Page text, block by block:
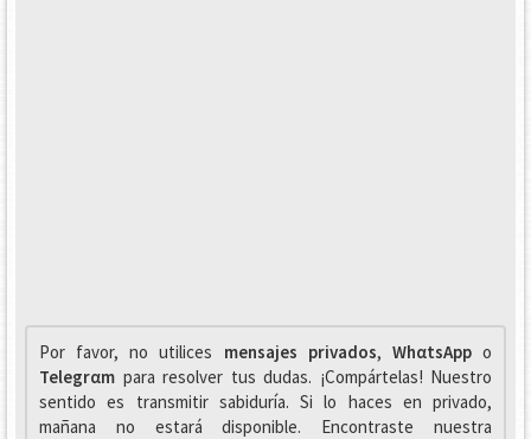
Por favor, no utilices mensajes privados, WhαtsAppo
Telegrαm para resolver tus dudas. ¡Compártelas! Nuestro
sentido es transmitir sabiduría. Si lo haces en privado,
mañana no estará disponible. Encontraste nuestra